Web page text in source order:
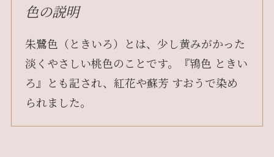
色の説明
朱鷺色（ときいろ）とは、少し黄みがかった
淡くやさしい桃色のことです。『鴇色 ときい
ろ』とも記され、紅花や蘇芳 すおうで染め
られました。